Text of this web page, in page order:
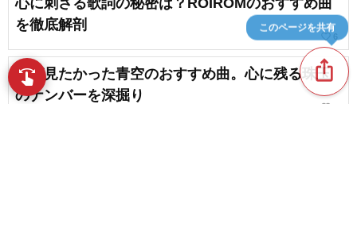
を徹底解剖
僕が見たかった青空のおすすめ曲。心に残る珠玉
のナンバーを深掘り
favorite_border
ios_share
このページを共有
swipe 指先で音楽をブラウズ